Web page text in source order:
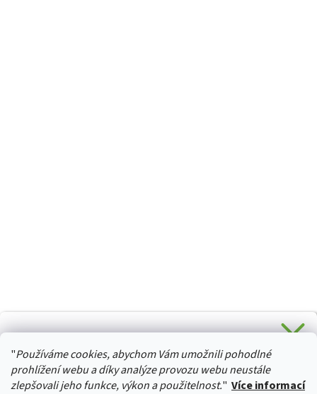
"Používáme cookies, abychom Vám umožnili pohodlné
prohlížení webu a díky analýze provozu webu neustále
zlepšovali jeho funkce, výkon a použitelnost." Více informací
HURTTA-COLLECTION.CZ
Stačí se přihlásit k odběru novinek z našeho obchodu a je
Vaše :)